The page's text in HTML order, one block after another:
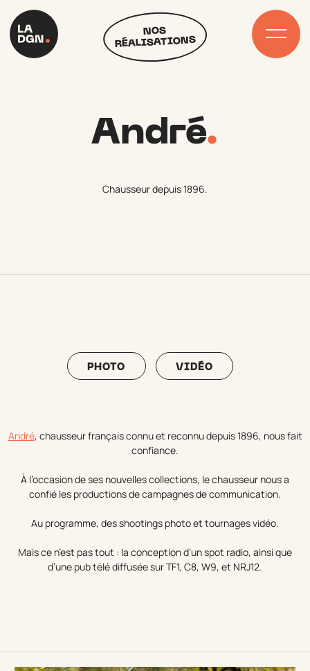
content
NOS
RÉALISATIONS
André.
Chausseur depuis 1896.
PHOTO VIDÉO
André, chausseur français connu et reconnu depuis 1896, nous fait
confiance.
À l’occasion de ses nouvelles collections, le chausseur nous a
confié les productions de campagnes de communication.
Au programme, des shootings photo et tournages vidéo.
Mais ce n’est pas tout : la conception d’un spot radio, ainsi que
d’une pub télé diffusée sur TF1, C8, W9, et NRJ12.